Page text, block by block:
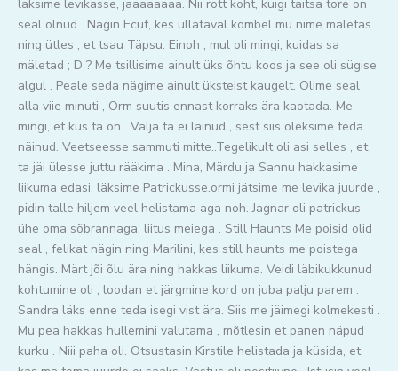
läksime levikasse, jaaaaaaaa. Nii rott koht, kuigi täitsa tore on
seal olnud . Nägin Ecut, kes üllataval kombel mu nime mäletas
ning ütles , et tsau Täpsu. Einoh , mul oli mingi, kuidas sa
mäletad ; D ? Me tsillisime ainult üks õhtu koos ja see oli sügise
algul . Peale seda nägime ainult üksteist kaugelt. Olime seal
alla viie minuti , Orm suutis ennast korraks ära kaotada. Me
mingi, et kus ta on . Välja ta ei läinud , sest siis oleksime teda
näinud. Veetseesse sammuti mitte..Tegelikult oli asi selles , et
ta jäi ülesse juttu rääkima . Mina, Märdu ja Sannu hakkasime
liikuma edasi, läksime Patrickusse.ormi jätsime me levika juurde ,
pidin talle hiljem veel helistama aga noh. Jagnar oli patrickus
ühe oma sõbrannaga, liitus meiega . Still Haunts Me poisid olid
seal , felikat nägin ning Marilini, kes still haunts me poistega
hängis. Märt jõi õlu ära ning hakkas liikuma. Veidi läbikukkunud
kohtumine oli , loodan et järgmine kord on juba palju parem .
Sandra läks enne teda isegi vist ära. Siis me jäimegi kolmekesti .
Mu pea hakkas hullemini valutama , mõtlesin et panen näpud
kurku . Niii paha oli. Otsustasin Kirstile helistada ja küsida, et